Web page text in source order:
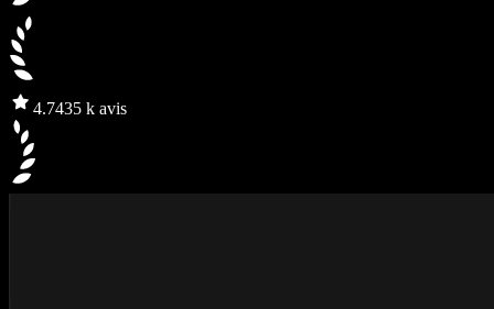
4.7435 k avis